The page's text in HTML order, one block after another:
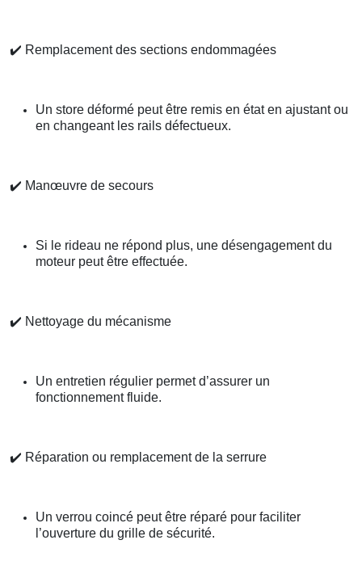
✔️ Remplacement des sections endommagées
Un store déformé peut être remis en état en ajustant ou
en changeant les rails défectueux.
✔️ Manœuvre de secours
Si le rideau ne répond plus, une désengagement du
moteur peut être effectuée.
✔️ Nettoyage du mécanisme
Un entretien régulier permet d’assurer un
fonctionnement fluide.
✔️ Réparation ou remplacement de la serrure
Un verrou coincé peut être réparé pour faciliter
l’ouverture du grille de sécurité.